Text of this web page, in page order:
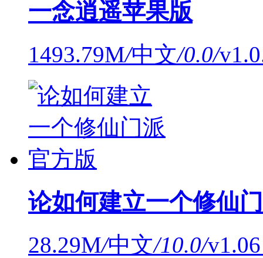
一念逍遥苹果版
1493.79M/中文/0.0/
论如何建立一个修仙
28.29M/中文/10.0/